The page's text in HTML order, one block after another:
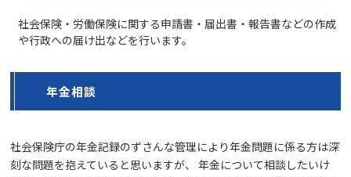
社会保険・労働保険に関する申請書・届出書・報告書などの作成
や行政への届け出などを行います。
年金相談
社会保険庁の年金記録のずさんな管理により年金問題に係る方は深
刻な問題を抱えていると思いますが、 年金について相談したいけ